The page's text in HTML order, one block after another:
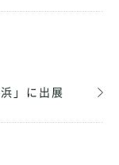
」に出展